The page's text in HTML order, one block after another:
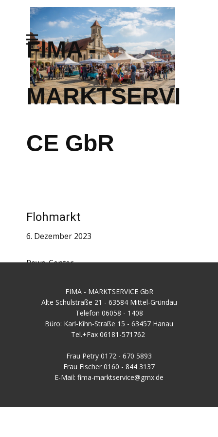
FIMA -
MARKTSERVI
CE GbR
Flohmarkt
6. Dezember 2023
Rewe-Center
FIMA - MARKTSERVICE GbR
Alte Schulstraße 21 - 63584 Mittel-Gründau
Telefon 06058 - 1408
Büro: Karl-Kihn-Straße 15 - 63457 Hanau
Tel.+Fax 06181-571762
Frau Petry 0172 - 670 5893
Frau Fischer 0160 - 844 3137
E-Mail: fima-marktservice@gmx.de